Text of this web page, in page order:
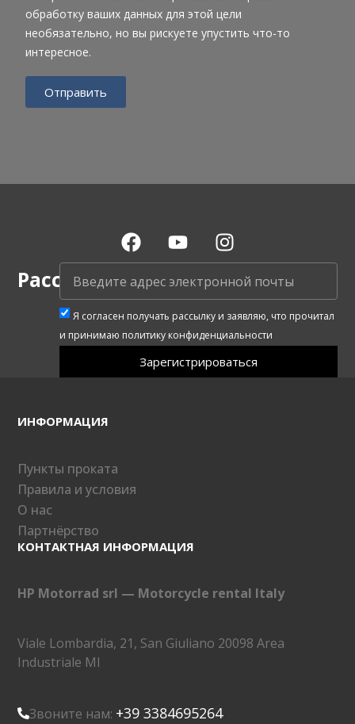
обработку ваших данных для этой цели
необязательно, но вы рискуете упустить что-то
интересное.
Отправить
Рассылка
Я согласен получать рассылку и заявляю, что прочитал
и принимаю политику конфиденциальности
Зарегистрироваться
ИНФОРМАЦИЯ
Пункты проката
Правила и условия
О нас
Партнёрство
КОНТАКТНАЯ ИНФОРМАЦИЯ
HP Motorrad srl — Motorcycle rental Italy
Viale Lombardia, 21, San Giuliano 20098 Area
Industriale MI
Звоните нам: +39 3384695264